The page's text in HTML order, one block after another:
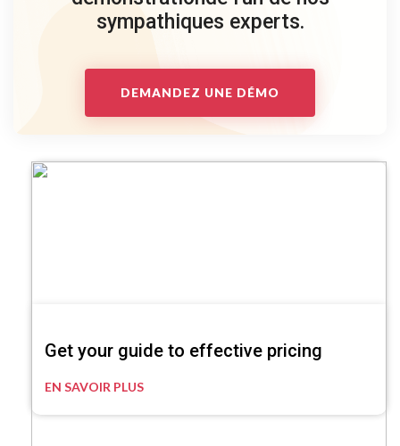
sympathiques experts.
DEMANDEZ UNE DÉMO
Get your guide to effective pricing
EN SAVOIR PLUS